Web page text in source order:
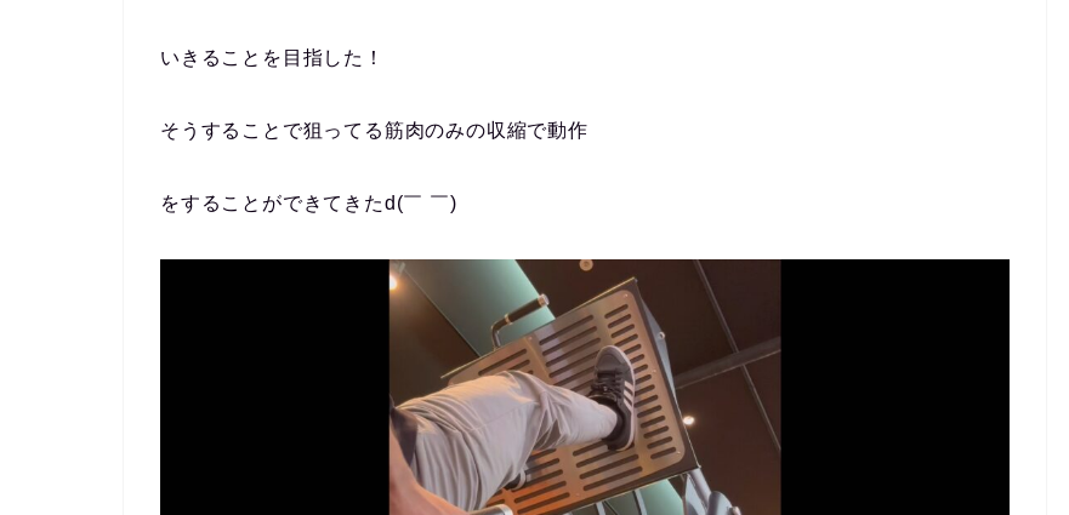
いきることを目指した！
そうすることで狙ってる筋肉のみの収縮で動作
をすることができてきたd(￣ ￣)